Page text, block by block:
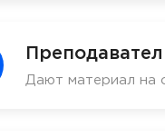
Дают материал на